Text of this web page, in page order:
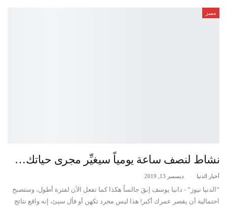
مميز
نشاط لنصف ساعة يومياً سيغيِّر مجرى حياتك…
أخبار الدنيا ديسمبر 13, 2019
"الدنيا نيوز" - دانيا يوسف إبقَ جالساً هكذا كما تفعل الآن لفترة أطول، وستصبح
احتمالية أن يقصر عمرك أكبر! هذا ليس مجرد تكهن أو فأل سيئ، إنه واقع نتائج